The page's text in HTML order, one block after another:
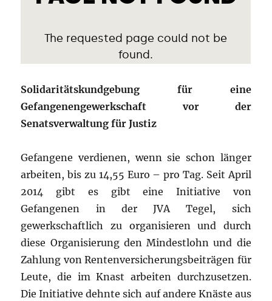
Solidaritätskundgebung für eine
Gefangenengewerkschaft vor der
Senatsverwaltung für Justiz
Gefangene verdienen, wenn sie schon länger
arbeiten, bis zu 14,55 Euro – pro Tag. Seit April
2014 gibt es gibt eine Initiative von
Gefangenen in der JVA Tegel, sich
gewerkschaftlich zu organisieren und durch
diese Organisierung den Mindestlohn und die
Zahlung von Rentenversicherungsbeiträgen für
Leute, die im Knast arbeiten durchzusetzen.
Die Initiative dehnte sich auf andere Knäste aus